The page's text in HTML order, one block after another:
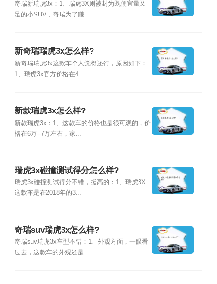
奇瑞新瑞虎3x：1、瑞虎3X则被封为既便宜量又
足的小SUV，奇瑞为了赚...
新奇瑞瑞虎3x怎么样?
新奇瑞瑞虎3x这款车个人觉得还行，原因如下：
1、瑞虎3x官方价格在4....
新款瑞虎3x怎么样?
新款瑞虎3x：1、这款车的价格也是很可观的，价
格在6万--7万左右，家...
瑞虎3x碰撞测试得分怎么样?
瑞虎3x碰撞测试得分不错，挺高的：1、瑞虎3X
这款车是在2018年的3...
奇瑞suv瑞虎3x怎么样?
奇瑞suv瑞虎3x车型不错：1、外观方面，一眼看
过去，这款车的外观还是...